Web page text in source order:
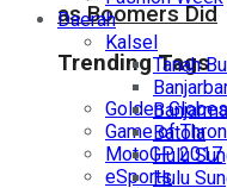
as Boomers Did
Trending Tags
Golden Globes
Game of
MotoGP 2017
eSports
Daerah
Kalsel
Tanah
Batola
Hulu
Hulu